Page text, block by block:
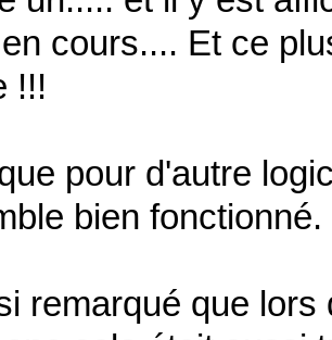
cours.... Et ce
!!!
pour d'autre
bien fonctionné.
remarqué que